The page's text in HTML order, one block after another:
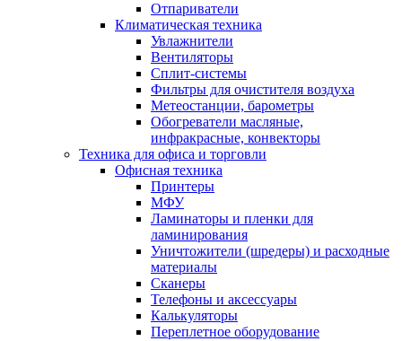
Отпариватели
Климатическая техника
Увлажнители
Вентиляторы
Сплит-системы
Фильтры для очистителя воздуха
Метеостанции, барометры
Обогреватели масляные,
инфракрасные, конвекторы
Техника для офиса и торговли
Офисная техника
Принтеры
МФУ
Ламинаторы и пленки для
ламинирования
Уничтожители (шредеры) и расходные
материалы
Сканеры
Телефоны и аксессуары
Калькуляторы
Переплетное оборудование